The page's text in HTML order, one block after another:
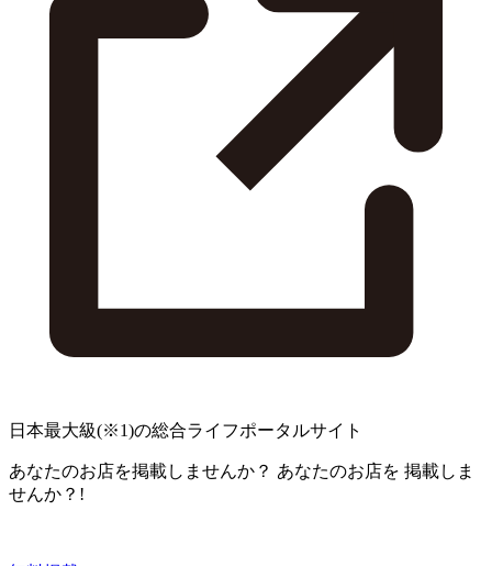
日本最大級(※1)の総合ライフポータルサイト
あなたのお店を掲載しませんか？ あなたのお店を 掲載しま
せんか？!